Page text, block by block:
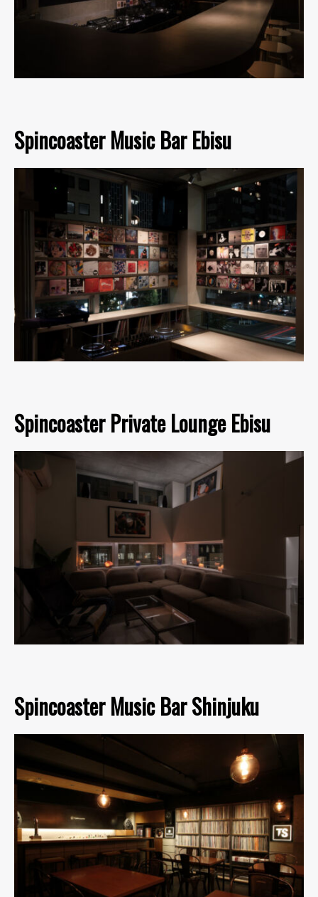
Spincoaster Music Bar Ebisu
Spincoaster Private Lounge Ebisu
Spincoaster Music Bar Shinjuku